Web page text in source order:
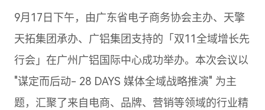
9月17日下午，由广东省电子商务协会主办、天擎
天拓集团承办、广铝集团支持的「双11全域增长先
行会」在广州广铝国际中心成功举办。本次会议以
"谋定而后动- 28 DAYS 媒体全域战略推演" 为主
题，汇聚了来自电商、品牌、营销等领域的行业精